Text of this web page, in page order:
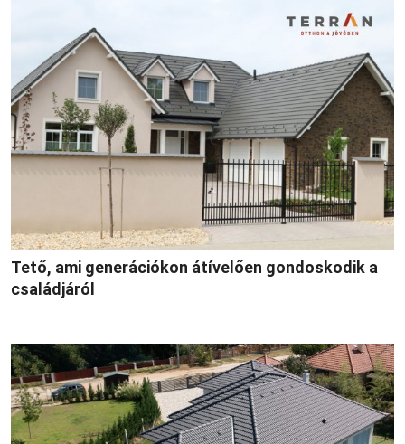
Tető, ami generációkon átívelően gondoskodik a
családjáról